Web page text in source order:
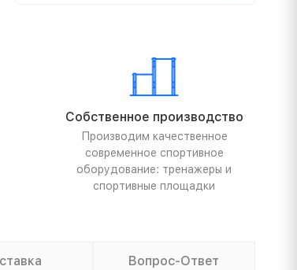
Собственное производство
Производим качественное
современное спортивное
оборудование: тренажеры и
спортивные площадки
Вопрос-Ответ